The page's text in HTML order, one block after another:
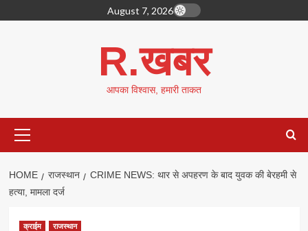
to
August 7, 2026
R.खबर
आपका विश्वास, हमारी ताकत
Menu
HOME राजस्थान
CRIME NEWS: थार से अपहरण के बाद युवक की बेरहमी से
हत्या, मामला दर्ज
क्राईम राजस्थान